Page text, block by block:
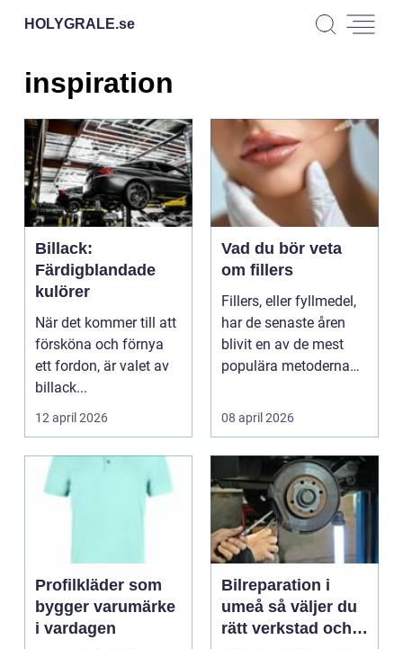
HOLYGRALE.se
inspiration
Billack:
Färdigblandade
kulörer
När det kommer till att
försköna och förnya
ett fordon, är valet av
billack...
12 april 2026
Vad du bör veta
om fillers
Fillers, eller fyllmedel,
har de senaste åren
blivit en av de mest
populära metoderna
08 april 2026
Profilkläder som
bygger varumärke
i vardagen
Bilreparation i
umeå så väljer du
rätt verkstad och